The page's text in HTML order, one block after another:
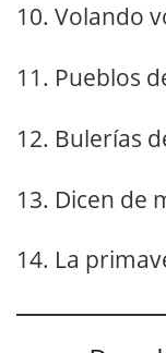
10. Volando
11. Pueblos
12. Bulerías
13. Dicen de
14. La